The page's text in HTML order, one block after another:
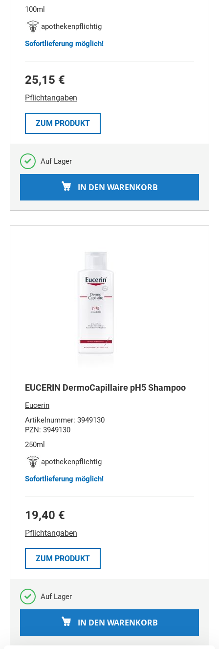
100ml
apothekenpflichtig
Sofortlieferung möglich!
25,15 €
Pflichtangaben
ZUM PRODUKT
Auf Lager
IN DEN WARENKORB
EUCERIN DermoCapillaire pH5 Shampoo
Eucerin
Artikelnummer: 3949130
PZN: 3949130
250ml
apothekenpflichtig
Sofortlieferung möglich!
19,40 €
Pflichtangaben
ZUM PRODUKT
Auf Lager
IN DEN WARENKORB